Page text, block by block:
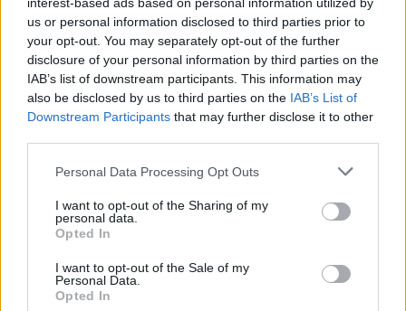
us or personal information disclosed to third parties prior to
your opt-out. You may separately opt-out of the further
disclosure of your personal information by third parties on the
IAB’s list of downstream participants. This information may
also be disclosed by us to third parties on the IAB’s List of
Downstream Participants that may further disclose it to other
Personal Data Processing Opt Outs
I want to opt-out of the Sharing of my
personal data.
Opted In
I want to opt-out of the Sale of my
Personal Data.
Opted In
Contato:geral@aponte.pt